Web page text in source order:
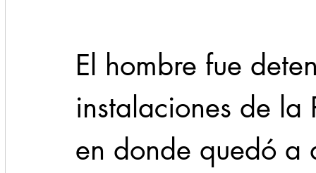
El hombre fue
instalaciones de
en donde quedó